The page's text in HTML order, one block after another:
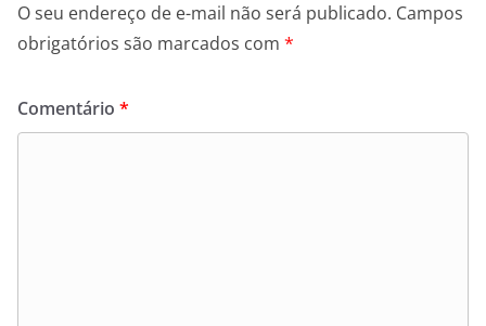
O seu endereço de e-mail não será publicado. Campos
obrigatórios são marcados com *
Comentário *